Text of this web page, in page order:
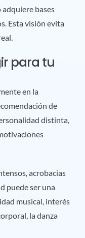
bases
Esta visión evita
para tu
en la
de
distinta,
acrobacias
puede ser una
musical, interés
la danza